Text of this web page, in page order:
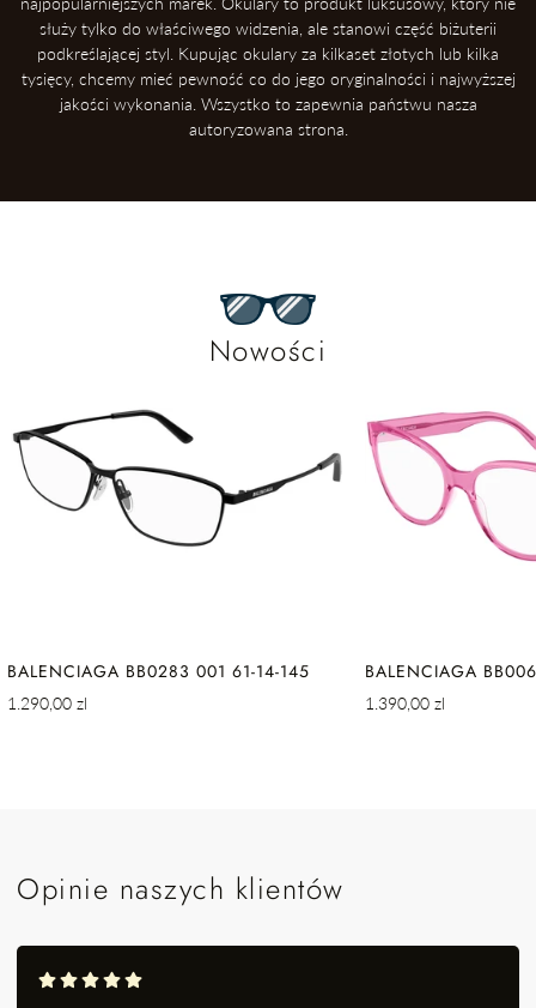
służy tylko do właściwego widzenia, ale stanowi część biżuterii
podkreślającej styl. Kupując okulary za kilkaset złotych lub kilka
tysięcy, chcemy mieć pewność co do jego oryginalności i najwyższej
jakości wykonania. Wszystko to zapewnia państwu nasza
autoryzowana strona.
Nowości
BALENCIAGA BB0283 001 61-14-145
Cena
1.290,00 zl
BALENCIAGA
Cena
1.390,00 zl
Opinie naszych klientów